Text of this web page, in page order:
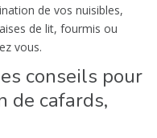
de vos nuisibles,
de lit, fourmis ou
vous.
conseils pour
de cafards,